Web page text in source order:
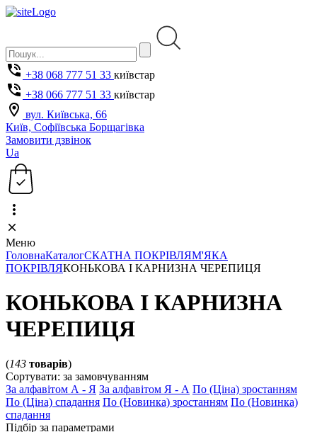
+38 068 777 51 33 київстар
+38 066 777 51 33 київстар
вул. Київська, 66
Київ, Софіївська Борщагівка
Замовити дзвінок
Ua
Меню
ГоловнаКаталогСКАТНА ПОКРІВЛЯМ'ЯКА
ПОКРІВЛЯКОНЬКОВА І КАРНИЗНА ЧЕРЕПИЦЯ
КОНЬКОВА І КАРНИЗНА
ЧЕРЕПИЦЯ
(143 товарів)
Сортувати: за замовчуванням
За алфавітом А - Я За алфавітом Я - А По (Ціна) зростанням
По (Ціна) спадання По (Новинка) зростанням По (Новинка)
спадання
Підбір за параметрами